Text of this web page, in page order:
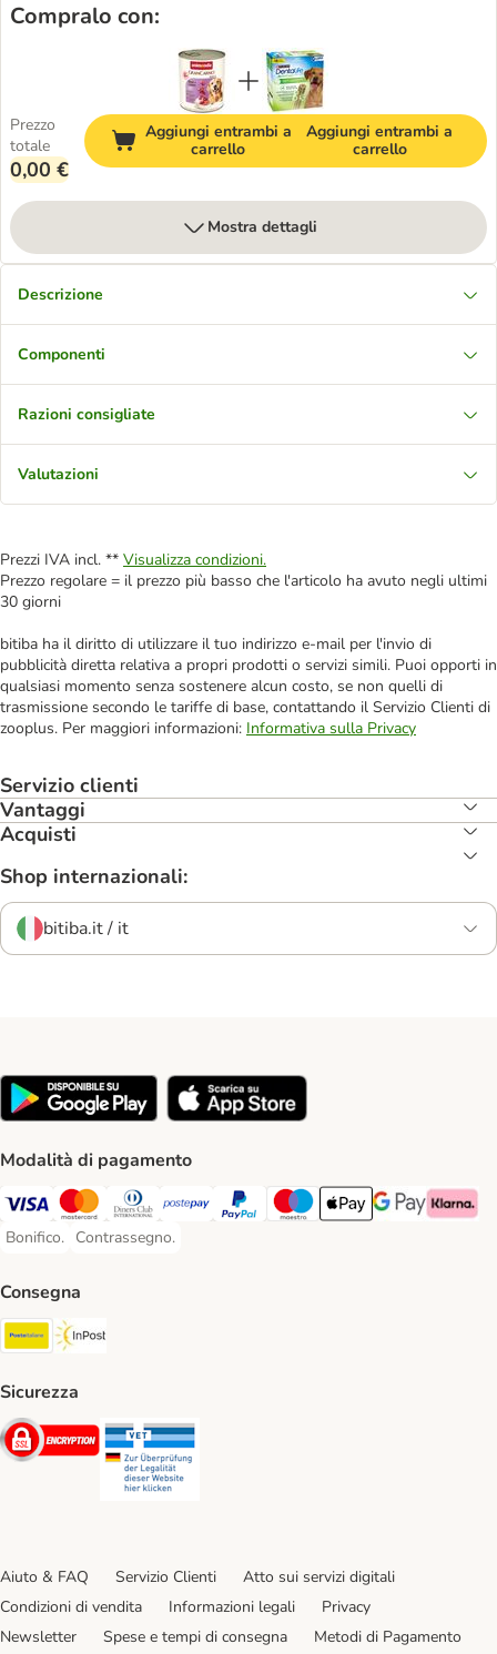
Compralo con:
Prezzo
totale
0,00 €
Aggiungi entrambi a
carrello
Aggiungi entrambi a
carrello
Mostra dettagli
Descrizione
Componenti
Razioni consigliate
Valutazioni
Prezzi IVA incl. ** Visualizza condizioni.
Prezzo regolare = il prezzo più basso che l'articolo ha avuto negli ultimi
30 giorni
bitiba ha il diritto di utilizzare il tuo indirizzo e-mail per l'invio di
pubblicità diretta relativa a propri prodotti o servizi simili. Puoi opporti in
qualsiasi momento senza sostenere alcun costo, se non quelli di
trasmissione secondo le tariffe di base, contattando il Servizio Clienti di
zooplus. Per maggiori informazioni: Informativa sulla Privacy
Servizio clienti
Vantaggi
Acquisti
Shop internazionali:
bitiba.it / it
Modalità di pagamento
Visa. Payment Method
Mastercard. Payment Method
Diners Club. Payment Method
Postepay. Payment Method
PayPal. Payment Method
Maestro. Payment Method
Apple pay. Payment
Google Pay
Klarna
Bonifico.
Bonifico. Payment Method
Contrassegno.
Contrassegno. Payment Method
Consegna
Poste Italiane. Shipping Method
Sicurezza
Security
Aiuto & FAQ Servizio Clienti
Atto sui servizi digitali
Condizioni di vendita
Informazioni legali
Privacy
Newsletter
Spese e tempi di consegna Metodi di Pagamento